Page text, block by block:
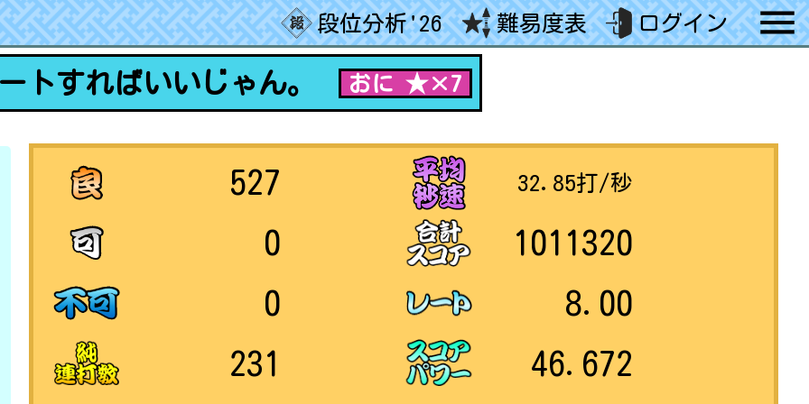
段位分析'26 難易度表 ログイン
トすればいいじゃん。 おに ★×7
527
0
0
231
32.85打/秒
1011320
8.00
46.672